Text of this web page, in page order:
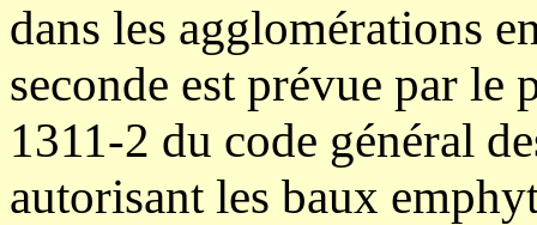
dans les agglomérations
seconde est prévue par
1311-2 du code général
autorisant les baux